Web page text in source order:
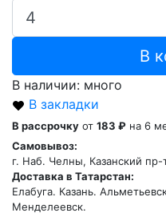
В
В наличии: много
В закладки
В рассрочку от 183 ₽ на 6
Самовывоз:
г. Наб. Челны, Казанский пр-
Доставка в Татарстан:
Елабуга. Казань.
Менделеевск.